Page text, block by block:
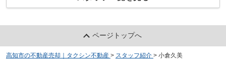
ページトップへ
高知市の不動産売却｜タクシン不動産 > スタッフ紹介 > 小倉久美